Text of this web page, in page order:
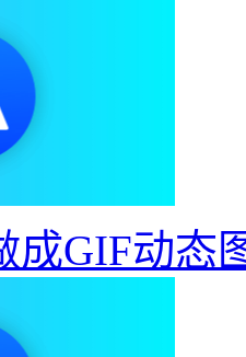
成GIF动态